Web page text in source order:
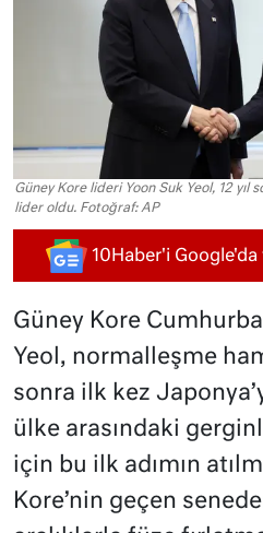
Güney Kore lideri Yoon Suk Yeol, 12 yıl
lider oldu. Fotoğraf: AP
10Haber'i
Güney Kore
Yeol, normalleşme
sonra ilk kez
ülke arasındaki
için bu ilk adımın
Kore’nin geçen